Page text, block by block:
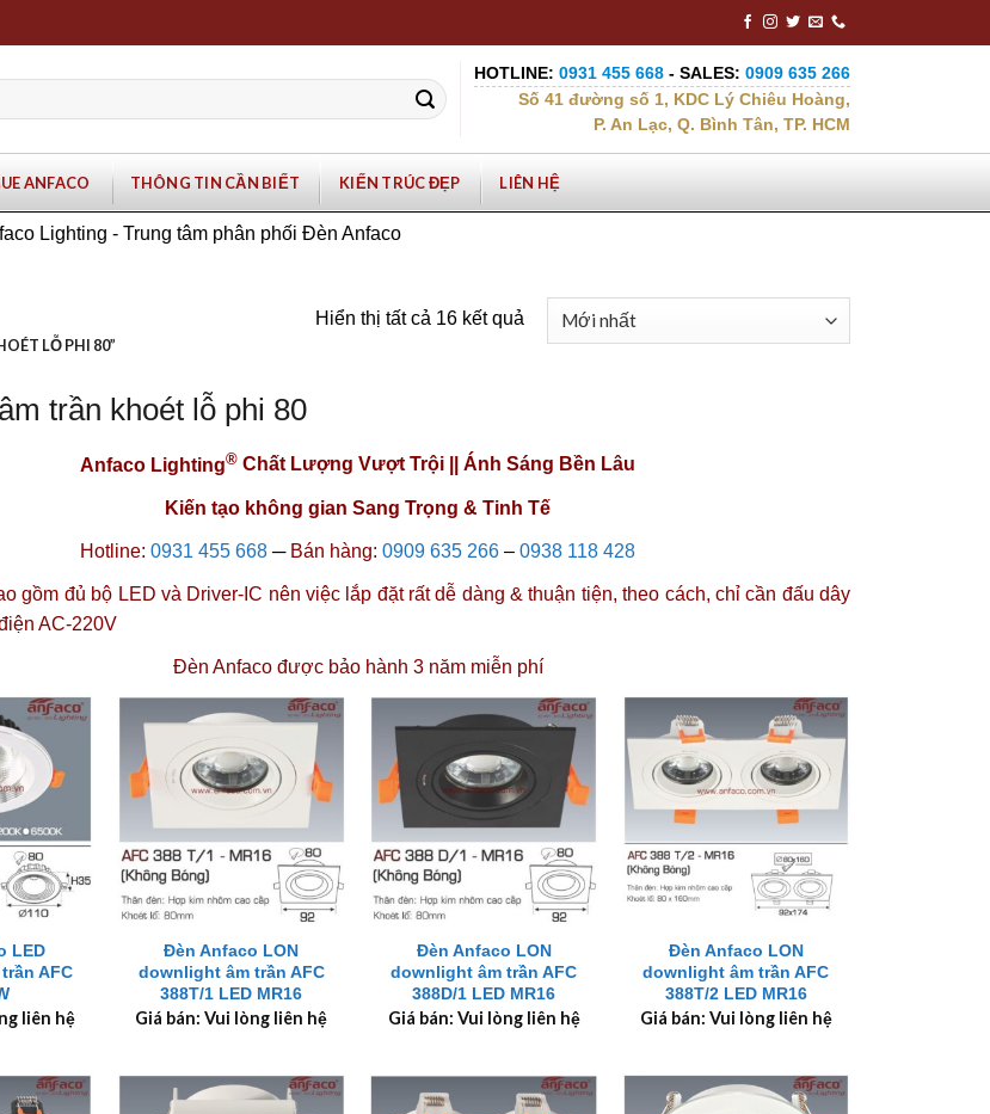
HOTLINE: 0931 455 668 - SALES: 0909 635 266
Số 41 đường số 1, KDC Lý Chiêu Hoàng,
P. An Lạc, Q. Bình Tân, TP. HCM
ANFACO THÔNG TIN CẦN BIẾT KIẾN TRÚC ĐẸP LIÊN HỆ
Lighting - Trung tâm phân phối Đèn Anfaco
LỖ PHI 80”
Hiển thị tất cả 16 kết quả
trần khoét lỗ phi 80
Anfaco Lighting® Chất Lượng Vượt Trội || Ánh Sáng Bền Lâu
Kiến tạo không gian Sang Trọng & Tinh Tế
Hotline: 0931 455 668 ─Bán hàng: 0909 635 266 – 0938 118 428
gồm đủ bộ LED và Driver-IC nên việc lắp đặt rất dễ dàng & thuận tiện, theo cách, chỉ cần đấu dây
AC-220V
Đèn Anfaco được bảo hành 3 năm miễn phí
LED
AFC
liên hệ
+
Đèn Anfaco LON
downlight âm trần AFC
388T/1 LED MR16
Giá bán: Vui lòng liên hệ
+
Đèn Anfaco LON
downlight âm trần AFC
388D/1 LED MR16
Giá bán: Vui lòng liên hệ
+
Đèn Anfaco LON
downlight âm trần AFC
388T/2 LED MR16
Giá bán: Vui lòng liên hệ